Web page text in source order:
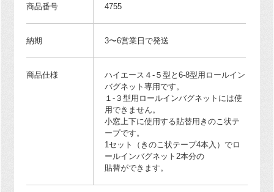
商品番号 4755
納期 3〜6営業日で発送
商品仕様
ハイエース４-５型と6-8型用ロールイン
バグネット専用です。
１-３型用ロールインバグネットには使
用できません。
小窓上下に使用する貼替用きのこ状テ
ープです。
1セット（きのこ状テープ4本入）でロ
ールインバグネット2本分の
貼替ができます。